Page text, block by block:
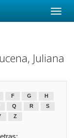
Juliana
F G
H
Q R
S
Z